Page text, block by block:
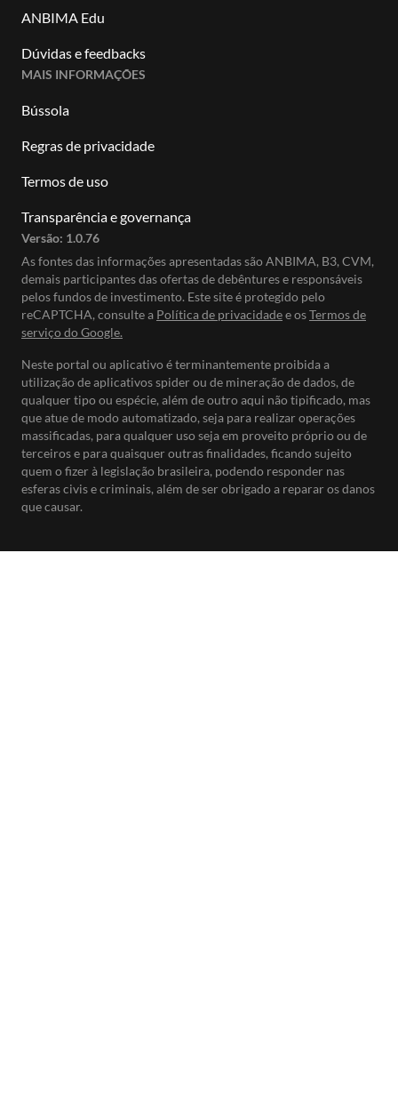
ANBIMA Edu
Dúvidas e feedbacks
MAIS INFORMAÇÕES
Bússola
Regras de privacidade
Termos de uso
Transparência e governança
Versão: 1.0.76
As fontes das informações apresentadas são ANBIMA, B3, CVM,
demais participantes das ofertas de debêntures e responsáveis
pelos fundos de investimento. Este site é protegido pelo
reCAPTCHA, consulte a Política de privacidadee osTermos de
serviço do Google.
Neste portal ou aplicativo é terminantemente proibida a
utilização de aplicativos spider ou de mineração de dados, de
qualquer tipo ou espécie, além de outro aqui não tipificado, mas
que atue de modo automatizado, seja para realizar operações
massificadas, para qualquer uso seja em proveito próprio ou de
terceiros e para quaisquer outras finalidades, ficando sujeito
quem o fizer à legislação brasileira, podendo responder nas
esferas civis e criminais, além de ser obrigado a reparar os danos
que causar.